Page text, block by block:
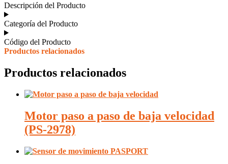
Descripción del Producto
Categoría del Producto
Código del Producto
Productos relacionados
Productos relacionados
Motor paso a paso de baja velocidad
(PS-2978)